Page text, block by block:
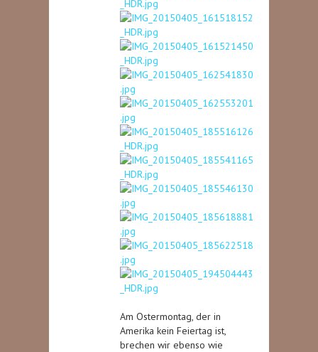
Am Ostermontag, der in
Amerika kein Feiertag ist,
brechen wir ebenso wie